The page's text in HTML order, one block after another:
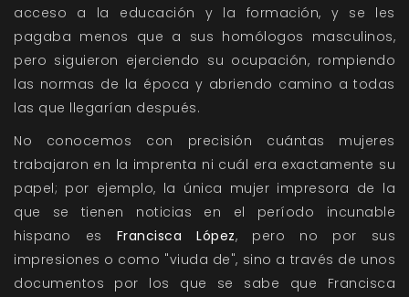
acceso a la educación y la formación, y se les
pagaba menos que a sus homólogos masculinos,
pero siguieron ejerciendo su ocupación, rompiendo
las normas de la época y abriendo camino a todas
las que llegarían después.
No conocemos con precisión cuántas mujeres
trabajaron en la imprenta ni cuál era exactamente su
papel; por ejemplo, la única mujer impresora de la
que se tienen noticias en el período incunable
hispano es Francisca López, pero no por sus
impresiones o como "viuda de", sino a través de unos
documentos por los que se sabe que Francisca